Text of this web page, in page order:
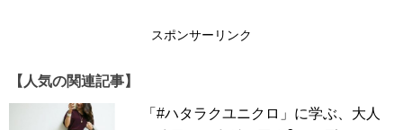
スポンサーリンク
【人気の関連記事】
「#ハタラクユニクロ」に学ぶ、大人